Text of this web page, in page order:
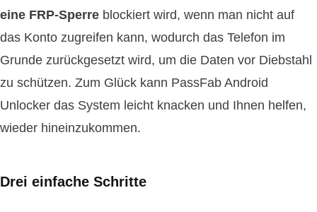
eine FRP-Sperre blockiert wird, wenn man nicht auf
das Konto zugreifen kann, wodurch das Telefon im
Grunde zurückgesetzt wird, um die Daten vor Diebstahl
zu schützen. Zum Glück kann PassFab Android
Unlocker das System leicht knacken und Ihnen helfen,
wieder hineinzukommen.
Drei einfache Schritte